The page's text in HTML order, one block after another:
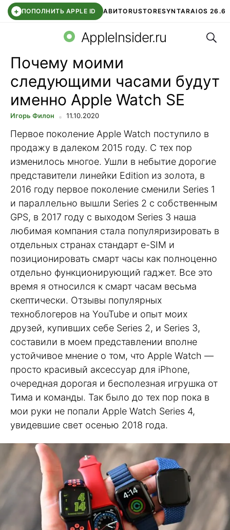
+ ПОПОЛНИТЬ APPLE ID АВИТОRUSTORESYNTARAIOS 26.6
СБЕР КИДС ЧАТ ROBLOXВТБ ОНЛАЙН
AppleInsider.ru
Почему моими
следующими часами будут
именно Apple Watch SE
Игорь Филон 11.10.2020
Первое поколение Apple Watch поступило в
продажу в далеком 2015 году. С тех пор
изменилось многое. Ушли в небытие дорогие
представители линейки Edition из золота, в
2016 году первое поколение сменили Series 1
и параллельно вышли Series 2 с собственным
GPS, в 2017 году с выходом Series 3 наша
любимая компания стала популяризировать в
отдельных странах стандарт e-SIM и
позиционировать смарт часы как полноценно
отдельно функционирующий гаджет. Все это
время я относился к смарт часам весьма
скептически. Отзывы популярных
техноблогеров на YouTube и опыт моих
друзей, купивших себе Series 2, и Series 3,
составили в моем представлении вполне
устойчивое мнение о том, что Apple Watch —
просто красивый аксессуар для iPhone,
очередная дорогая и бесполезная игрушка от
Тима и команды. Так было до тех пор пока в
мои руки не попали Apple Watch Series 4,
увидевшие свет осенью 2018 года.